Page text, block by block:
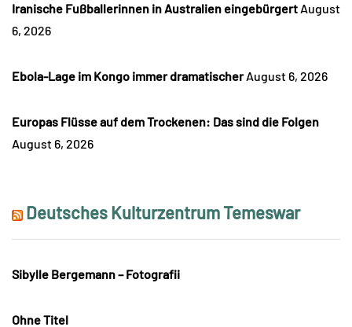
Iranische Fußballerinnen in Australien eingebürgert August
6, 2026
Ebola-Lage im Kongo immer dramatischer August 6, 2026
Europas Flüsse auf dem Trockenen: Das sind die Folgen
August 6, 2026
Deutsches Kulturzentrum Temeswar
Sibylle Bergemann – Fotografii
Ohne Titel